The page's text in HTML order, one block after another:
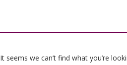
It seems we can’t find what you’re